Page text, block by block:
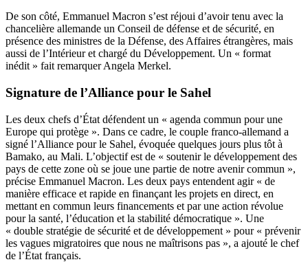
De son côté, Emmanuel Macron s’est réjoui d’avoir tenu avec la
chancelière allemande un Conseil de défense et de sécurité, en
présence des ministres de la Défense, des Affaires étrangères, mais
aussi de l’Intérieur et chargé du Développement. Un « format
inédit » fait remarquer Angela Merkel.
Signature de l’Alliance pour le Sahel
Les deux chefs d’État défendent un « agenda commun pour une
Europe qui protège ». Dans ce cadre, le couple franco-allemand a
signé l’Alliance pour le Sahel, évoquée quelques jours plus tôt à
Bamako, au Mali. L’objectif est de « soutenir le développement des
pays de cette zone où se joue une partie de notre avenir commun »,
précise Emmanuel Macron. Les deux pays entendent agir « de
manière efficace et rapide en finançant les projets en direct, en
mettant en commun leurs financements et par une action révolue
pour la santé, l’éducation et la stabilité démocratique ». Une
« double stratégie de sécurité et de développement » pour « prévenir
les vagues migratoires que nous ne maîtrisons pas », a ajouté le chef
de l’État français.